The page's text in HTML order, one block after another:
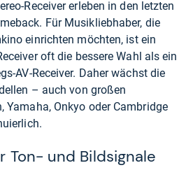
Receiver erleben in den letzten
Für Musikliebhaber, die
einrichten möchten, ist ein
oft die bessere Wahl als ein
AV-Receiver. Daher wächst die
– auch von großen
Yamaha, Onkyo oder Cambridge
Ton- und Bildsignale